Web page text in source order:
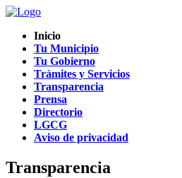
Inicio
Tu Municipio
Tu Gobierno
Trámites y Servicios
Transparencia
Prensa
Directorio
LGCG
Aviso de privacidad
Transparencia